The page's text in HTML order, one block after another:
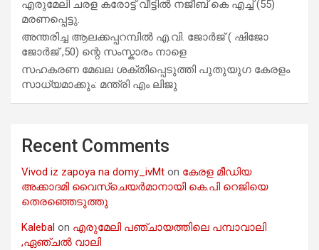
എരുമേലി ചരള കരോട്ട് വീട്ടിൽ നജീബ് കെ എച്ച് (55)
മരണപ്പെട്ടു.
അന്തരിച്ച ആ​ല​ക്ക​പ്പ​റമ്പിൽ​ എ.​വി. ജോ​ർ​ജ് ( ഷിജോ
ജോർജ് ,50) ന്റെ സംസ്കാരം നാളെ
സഹകരണ മേഖല ശക്തിപ്പെടുത്തി പുതുയുഗ കേരളം
സാധ്യമാക്കും: മന്ത്രി എം ലിജു
Recent Comments
Vivod iz zapoya na domy_ivMt on കേരള മീഡിയ
അക്കാദമി വൈസ്ചെയർമാനായി കെ.പി റെജിയെ
തെരഞ്ഞെടുത്തു
Kalebal on എരുമേലി പഞ്ചായത്തിലെ പമ്പാവാലി
,ഏഞ്ചൽ വാലി